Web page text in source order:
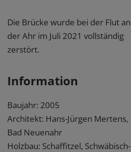
Die Brücke wurde bei der Flut an
der Ahr im Juli 2021 vollständig
zerstört.
Information
Baujahr: 2005
Architekt: Hans-Jürgen Mertens,
Bad Neuenahr
Holzbau: Schaffitzel, Schwäbisch-